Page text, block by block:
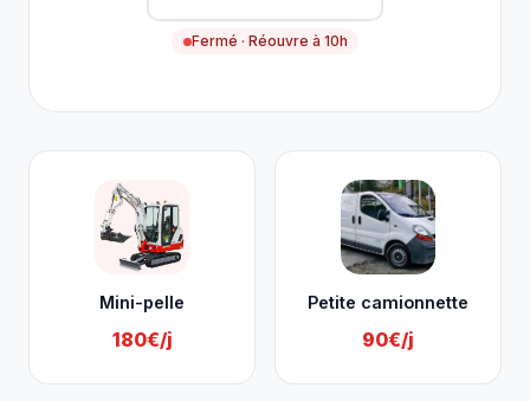
Fermé · Réouvre à 10h
Mini-pelle
180€/j
Petite camionnette
90€/j